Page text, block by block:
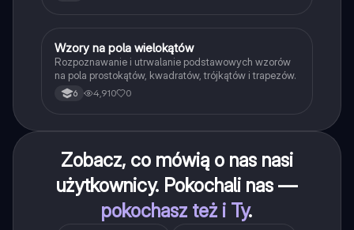
WMatematyka
Wzory na pola wielokątów
Rozpoznawanie i utrwalanie podstawowych wzorów
na pola prostokątów, kwadratów, trójkątów i trapezów.
6 4,910 0
Zobacz, co mówią o nas nasi
użytkownicy. Pokochali nas —
pokochasz też i Ty.